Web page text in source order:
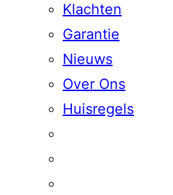
Klachten
Garantie
Nieuws
Over Ons
Huisregels